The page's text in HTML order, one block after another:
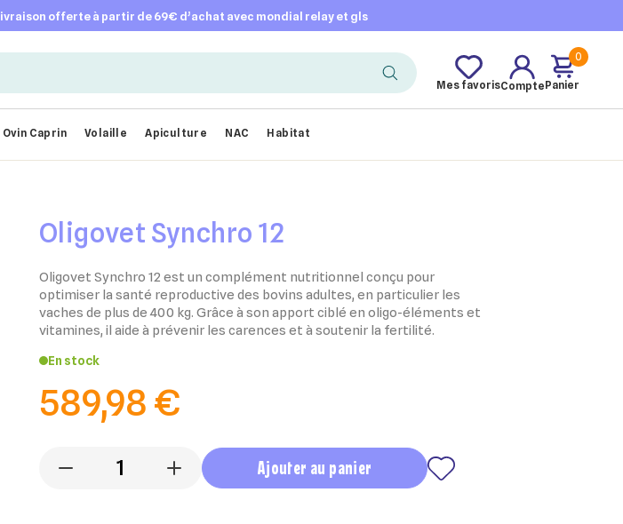
livraison offerte à partir de 69€ d’achat avec mondial relay et gls
Mes favorisCompte
0
Panier
Ovin Caprin Volaille Apiculture NAC Habitat
Oligovet Synchro 12
Oligovet Synchro 12 est un complément nutritionnel conçu pour
optimiser la santé reproductive des bovins adultes, en particulier les
vaches de plus de 400 kg. Grâce à son apport ciblé en oligo-éléments et
vitamines, il aide à prévenir les carences et à soutenir la fertilité.
En stock
589,98 €
- + Ajouter au panier